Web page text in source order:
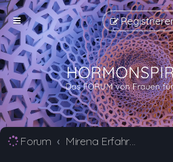
Forum Mirena Erfahrungsberichte und Nebenwirkungen